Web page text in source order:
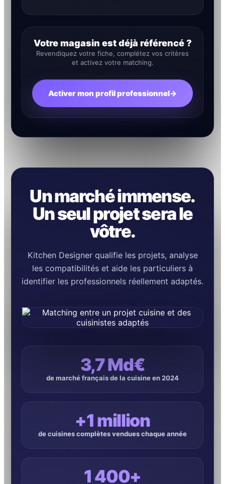
Votre magasin est déjà référencé ?
Revendiquez votre fiche, complétez vos critères
et activez votre matching.
Activer mon profil professionnel→
Un marché immense.
Un seul projet sera le
vôtre.
Kitchen Designer qualifie les projets, analyse
les compatibilités et aide les particuliers à
identifier les professionnels réellement adaptés.
3,7 Md€
de marché français de la cuisine en 2024
+1 million
de cuisines complètes vendues chaque année
1 400+